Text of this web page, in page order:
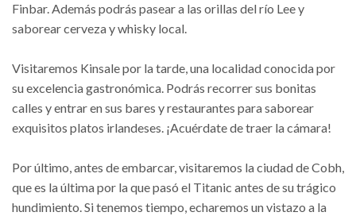
Finbar. Además podrás pasear a las orillas del río Lee y
saborear cerveza y whisky local.
Visitaremos Kinsale por la tarde, una localidad conocida por
su excelencia gastronómica. Podrás recorrer sus bonitas
calles y entrar en sus bares y restaurantes para saborear
exquisitos platos irlandeses. ¡Acuérdate de traer la cámara!
Por último, antes de embarcar, visitaremos la ciudad de Cobh,
que es la última por la que pasó el Titanic antes de su trágico
hundimiento. Si tenemos tiempo, echaremos un vistazo a la